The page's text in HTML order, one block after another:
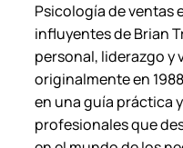
a
n
T
r
a
c
Psicología de ventas
influyentes de Brian
personal, liderazgo y
originalmente en
en una guía práctica
profesionales que